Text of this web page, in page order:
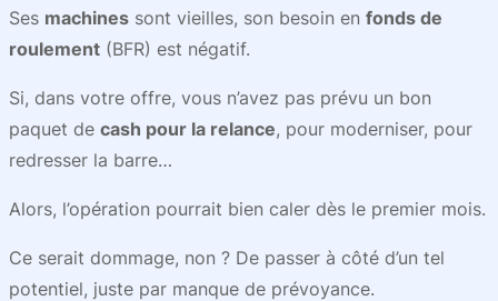
Ses machines sont vieilles, son besoin en fonds de
roulement (BFR) est négatif.
Si, dans votre offre, vous n’avez pas prévu un bon
paquet de cash pour la relance, pour moderniser, pour
redresser la barre…
Alors, l’opération pourrait bien caler dès le premier mois.
Ce serait dommage, non ? De passer à côté d’un tel
potentiel, juste par manque de prévoyance.